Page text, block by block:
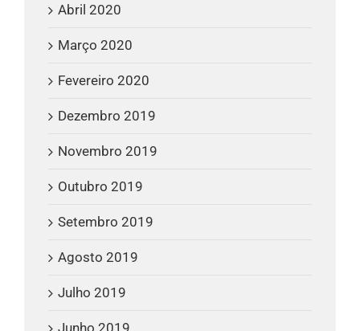
Abril 2020
Março 2020
Fevereiro 2020
Dezembro 2019
Novembro 2019
Outubro 2019
Setembro 2019
Agosto 2019
Julho 2019
Junho 2019